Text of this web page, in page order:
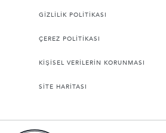
GİZLİLİK POLİTİKASI
ÇEREZ POLİTİKASI
KİŞİSEL VERİLERİN KORUNMASI
SİTE HARİTASI